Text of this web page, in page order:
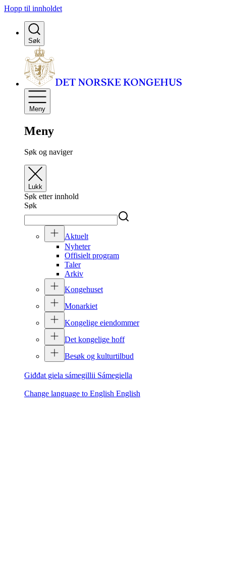
Hopp til innholdet
Søk
Meny
Meny
Søk og naviger
Lukk
Søk etter innhold
Søk
Aktuelt
Nyheter
Offisielt program
Taler
Arkiv
Kongehuset
Monarkiet
Kongelige eiendommer
Det kongelige hoff
Besøk og kulturtilbud
Giđđat giela sámegillii Sámegiella
Change language to English English